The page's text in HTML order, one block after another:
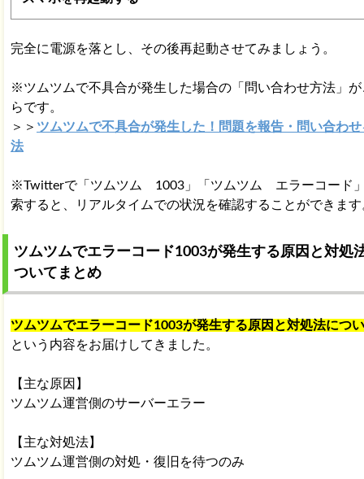
完全に電源を落とし、その後再起動させてみましょう。
※ツムツムで不具合が発生した場合の「問い合わせ方法」が
らです。
＞＞ ツムツムで不具合が発生した！問題を報告・問い合わ
法
※Twitterで「ツムツム 1003」「ツムツム エラーコード
索すると、リアルタイムでの状況を確認することができます
ツムツムでエラーコード1003が発生する原因と対処
ついてまとめ
ツムツムでエラーコード1003が発生する原因と対処法につ
という内容をお届けしてきました。
【主な原因】
ツムツム運営側のサーバーエラー
【主な対処法】
ツムツム運営側の対処・復旧を待つのみ